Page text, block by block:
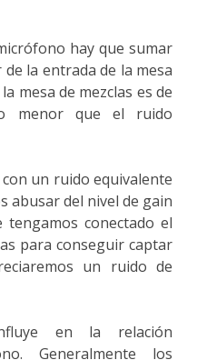
hay que sumar
la entrada de la mesa
mesa de mezclas es de
menor que el ruido
un ruido equivalente
abusar del nivel de gain
tengamos conectado el
para conseguir captar
un ruido de
en la relación
Generalmente los